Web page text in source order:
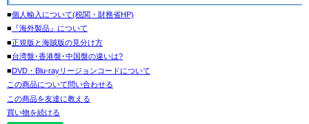
■個人輸入について(税関・財務省HP)
■ 『海外製品』について
■正規版と海賊版の見分け方
■台湾盤･香港盤･中国盤の違いは?
■DVD・Blu-rayリージョンコードについて
この商品について問い合わせる
この商品を友達に教える
買い物を続ける